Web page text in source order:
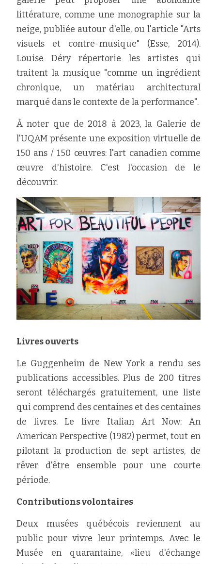
littérature, comme une monographie sur la
neige, publiée autour d'elle, ou l'article "Arts
visuels et contre-musique" (Esse, 2014).
Louise Déry répertorie les artistes qui
traitent la musique "comme un ingrédient
chronique, un matériau architectural
marqué dans le contexte de la performance".
À noter que de 2018 à 2023, la Galerie de
l'UQAM présente une exposition virtuelle de
150 ans / 150 œuvres: l'art canadien comme
œuvre d'histoire. C'est l'occasion de le
découvrir.
Livres ouverts
Le Guggenheim de New York a rendu ses
publications accessibles. Plus de 200 titres
seront téléchargés gratuitement, une liste
qui comprend des centaines et des centaines
de livres. Le livre Italian Art Now: An
American Perspective (1982) permet, tout en
pilotant la production de sept artistes, de
rêver d'être ensemble pour une courte
période.
Contributions volontaires
Deux musées québécois reviennent au
public pour vivre leur printemps. Avec le
Musée en quarantaine, «lieu d'échange